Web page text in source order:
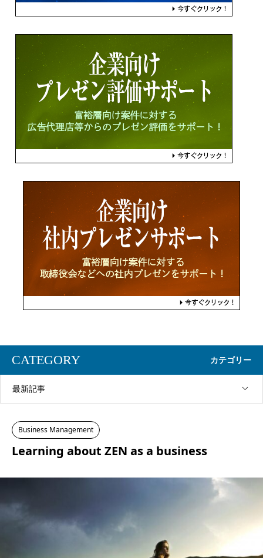
CATEGORY カテゴリー
最新記事
Business Management
Learning about ZEN as a business